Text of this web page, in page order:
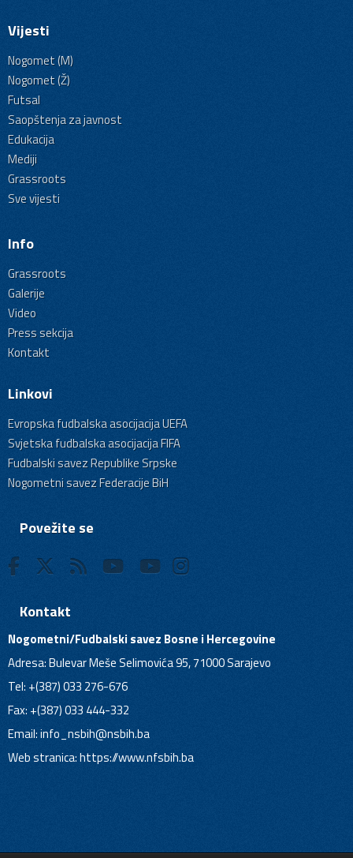
Vijesti
Nogomet (M)
Nogomet (Ž)
Futsal
Saopštenja za javnost
Edukacija
Mediji
Grassroots
Sve vijesti
Info
Grassroots
Galerije
Video
Press sekcija
Kontakt
Linkovi
Evropska fudbalska asocijacija UEFA
Svjetska fudbalska asocijacija FIFA
Fudbalski savez Republike Srpske
Nogometni savez Federacije BiH
Povežite se
Kontakt
Nogometni/Fudbalski savez Bosne i Hercegovine
Adresa: Bulevar Meše Selimovića 95, 71000 Sarajevo
Tel: +(387) 033 276-676
Fax: +(387) 033 444-332
Email:info_nsbih@nsbih.ba
Web stranica: https://www.nfsbih.ba